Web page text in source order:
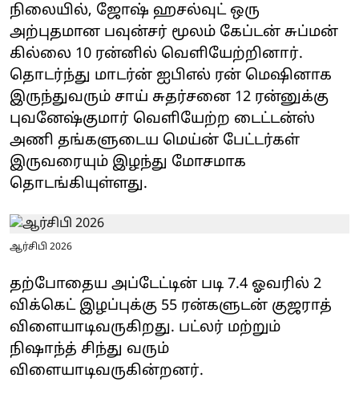
நிலையில், ஜோஷ் ஹசல்வுட் ஒரு
அற்புதமான பவுன்சர் மூலம் கேப்டன் சுப்மன்
கில்லை 10 ரன்னில் வெளியேற்றினார்.
தொடர்ந்து மாடர்ன் ஐபிஎல் ரன் மெஷினாக
இருந்துவரும் சாய் சுதர்சனை 12 ரன்னுக்கு
புவனேஷ்குமார் வெளியேற்ற டைட்டன்ஸ்
அணி தங்களுடைய மெய்ன் பேட்டர்கள்
இருவரையும் இழந்து மோசமாக
தொடங்கியுள்ளது.
ஆர்சிபி 2026
தற்போதைய அப்டேட்டின் படி 7.4 ஓவரில் 2
விக்கெட் இழப்புக்கு 55 ரன்களுடன் குஜராத்
விளையாடிவருகிறது. பட்லர் மற்றும்
நிஷாந்த் சிந்து வரும்
விளையாடிவருகின்றனர்.